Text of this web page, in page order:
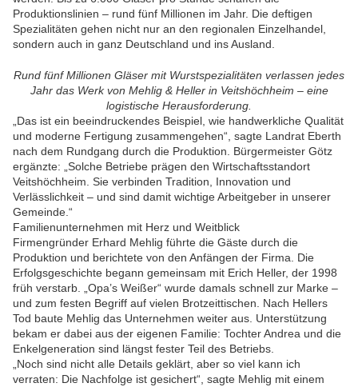
Produktionslinien – rund fünf Millionen im Jahr. Die deftigen
Spezialitäten gehen nicht nur an den regionalen Einzelhandel,
sondern auch in ganz Deutschland und ins Ausland.
Rund fünf Millionen Gläser mit Wurstspezialitäten verlassen jedes
Jahr das Werk von Mehlig & Heller in Veitshöchheim – eine
logistische Herausforderung.
„Das ist ein beeindruckendes Beispiel, wie handwerkliche Qualität
und moderne Fertigung zusammengehen“, sagte Landrat Eberth
nach dem Rundgang durch die Produktion. Bürgermeister Götz
ergänzte: „Solche Betriebe prägen den Wirtschaftsstandort
Veitshöchheim. Sie verbinden Tradition, Innovation und
Verlässlichkeit – und sind damit wichtige Arbeitgeber in unserer
Gemeinde.“
Familienunternehmen mit Herz und Weitblick
Firmengründer Erhard Mehlig führte die Gäste durch die
Produktion und berichtete von den Anfängen der Firma. Die
Erfolgsgeschichte begann gemeinsam mit Erich Heller, der 1998
früh verstarb. „Opa’s Weißer“ wurde damals schnell zur Marke –
und zum festen Begriff auf vielen Brotzeittischen. Nach Hellers
Tod baute Mehlig das Unternehmen weiter aus. Unterstützung
bekam er dabei aus der eigenen Familie: Tochter Andrea und die
Enkelgeneration sind längst fester Teil des Betriebs.
„Noch sind nicht alle Details geklärt, aber so viel kann ich
verraten: Die Nachfolge ist gesichert“, sagte Mehlig mit einem